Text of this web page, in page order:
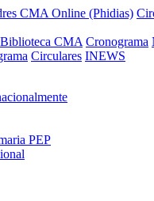
CMA Online (Phidias)
Biblioteca CMA Cronograma
Circulares INEWS
PEP